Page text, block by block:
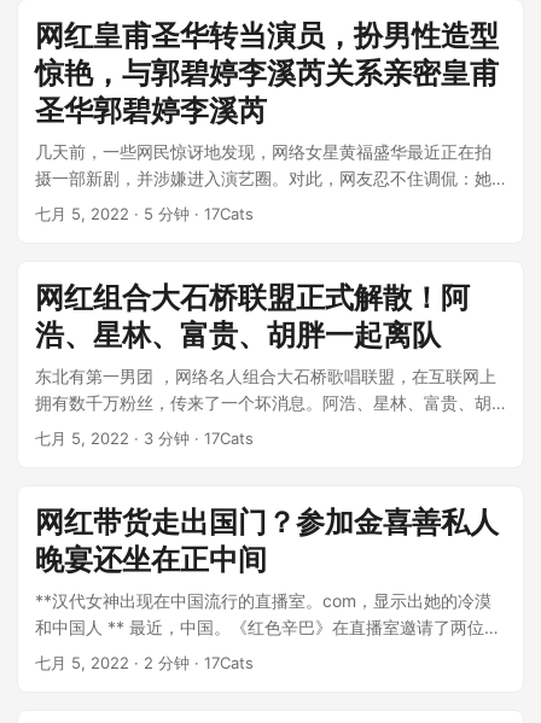
[dropshipping in this way: dropshippingrefers to the direct
introduction of products and services to consumers by
independent marketers in a face-to-face manner through
explanations and demonstrations in places other than fixed
retail stores (such as personal residences, workplaces or
other places)....
网红皇甫圣华转当演员，扮男性造型
惊艳，与郭碧婷李溪芮关系亲密皇甫
圣华郭碧婷李溪芮
几天前，一些网民惊讶地发现，网络女星黄福盛华最近正在拍
摄一部新剧，并涉嫌进入演艺圈。对此，网友忍不住调侃：她
拍得这么好。。。她演得好吗网红皇...
七月 5, 2022 · 5 分钟 · 17Cats
网红组合大石桥联盟正式解散！阿
浩、星林、富贵、胡胖一起离队
东北有第一男团 ，网络名人组合大石桥歌唱联盟，在互联网上
拥有数千万粉丝，传来了一个坏消息。阿浩、星林、富贵、胡
胖四大当家成员已经开始另设门户网...
七月 5, 2022 · 3 分钟 · 17Cats
网红带货走出国门？参加金喜善私人
晚宴还坐在正中间
**汉代女神出现在中国流行的直播室。com，显示出她的冷漠
和中国人 ** 最近，中国。《红色辛巴》在直播室邀请了两位童
年时代的韩国女神李朵海和韩彩...
七月 5, 2022 · 2 分钟 · 17Cats